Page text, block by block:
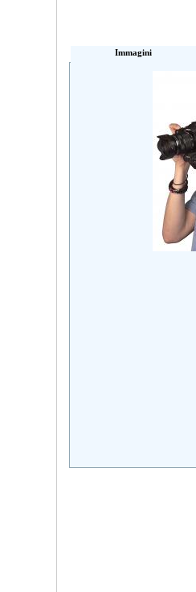
Immagini